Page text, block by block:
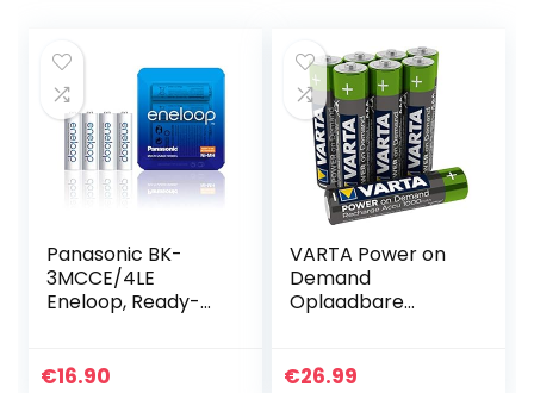
Panasonic BK-
3MCCE/4LE
Eneloop, Ready-
verpakking als
€16.90
VARTA Power on
Demand
Oplaadbare
Voorgeladen AAA
€26.99